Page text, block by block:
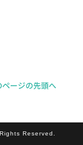
ページの先頭へ
Reserved.